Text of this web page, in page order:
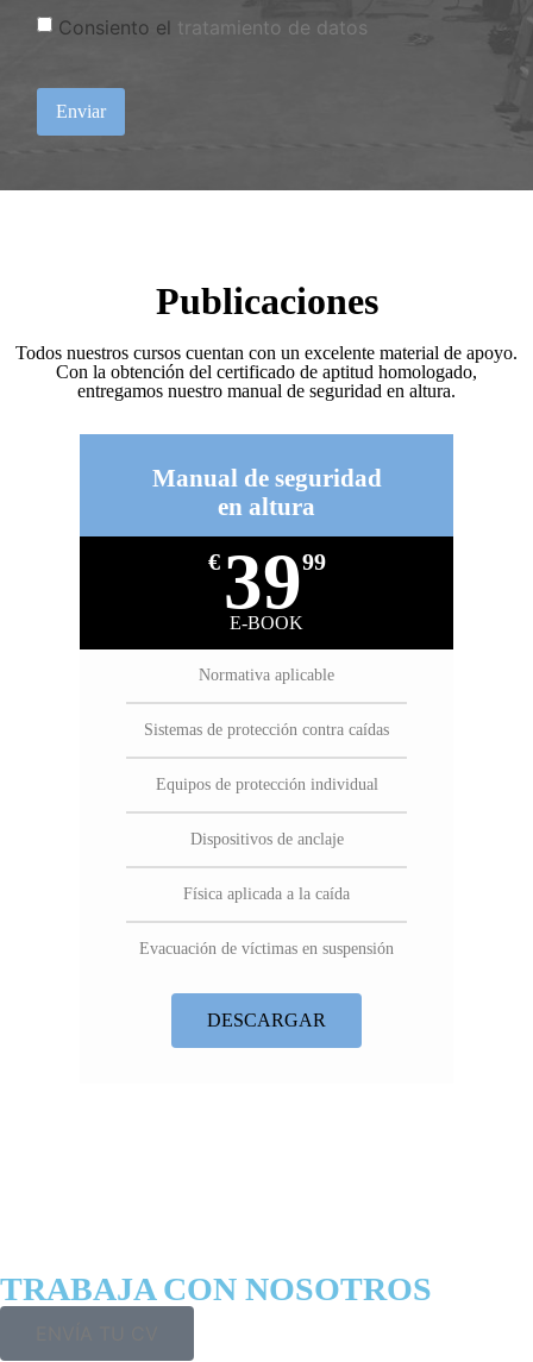
Consiento el tratamiento de datos
Enviar
Publicaciones
Todos nuestros cursos cuentan con un excelente material de apoyo.
Con la obtención del certificado de aptitud homologado,
entregamos nuestro manual de seguridad en altura.
Manual de seguridad
en altura
€ 3999
E-BOOK
Normativa aplicable
Sistemas de protección contra caídas
Equipos de protección individual
Dispositivos de anclaje
Física aplicada a la caída
Evacuación de víctimas en suspensión
DESCARGAR
TRABAJA CON NOSOTROS